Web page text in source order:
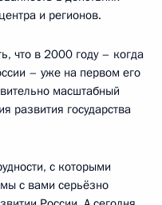
и регионов.
что в 2000 году – когда
– уже на первом его
масштабный
развития государства
с которыми
с вами серьёзно